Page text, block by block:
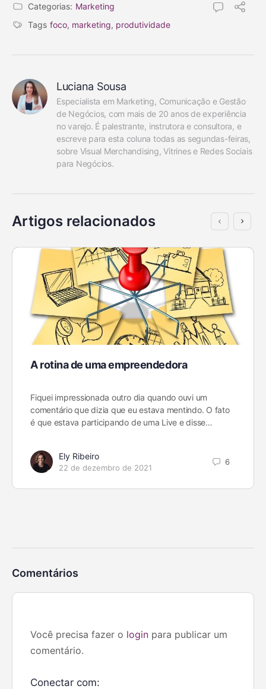
Categorias: Marketing
Tags foco, marketing, produtividade
Luciana Sousa
Especialista em Marketing, Comunicação e Gestão
de Negócios, com mais de 20 anos de experiência
no varejo. É palestrante, instrutora e consultora, e
escreve para esta coluna todas as segundas-feiras,
sobre Visual Merchandising, Vitrines e Redes Sociais
para Negócios.
Artigos relacionados
A rotina de uma empreendedora
Fiquei impressionada outro dia quando ouvi um
comentário que dizia que eu estava mentindo. O fato
é que estava participando de uma Live e disse…
Ely Ribeiro
22 de dezembro de 2021
6
Comentários
Você precisa fazer o login para publicar um
comentário.
Conectar com: